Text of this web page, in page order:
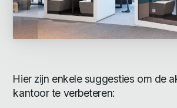
Hier zijn enkele suggesties om de
kantoor te verbeteren: